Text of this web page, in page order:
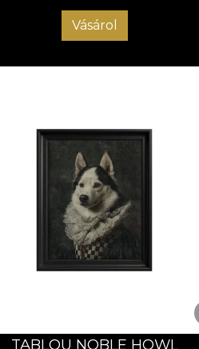
Vásárol
TABLOU NOBLE HOWL